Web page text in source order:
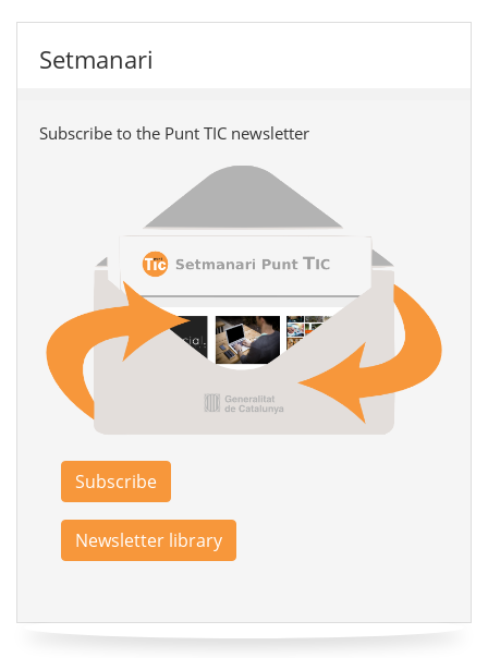
Setmanari
Subscribe to the Punt TIC newsletter
Subscribe
Newsletter library